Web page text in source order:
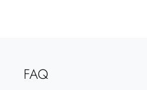
FAQ